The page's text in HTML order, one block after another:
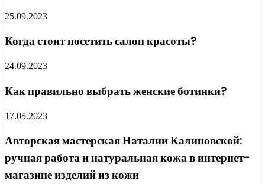
25.09.2023
Когда стоит посетить салон красоты?
24.09.2023
Как правильно выбрать женские ботинки?
17.05.2023
Авторская мастерская Наталии Калиновской:
ручная работа и натуральная кожа в интернет-
магазине изделий из кожи